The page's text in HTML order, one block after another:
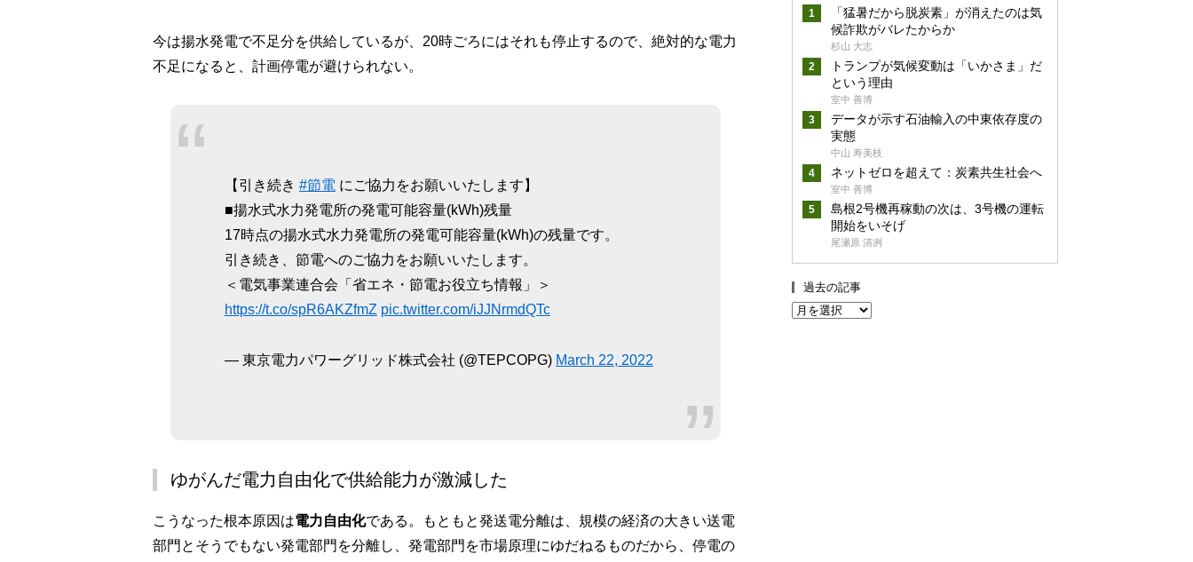
今は揚水発電で不足分を供給しているが、20時ごろにはそれも停止するので、絶対的な電力
不足になると、計画停電が避けられない。
【引き続き #節電 にご協力をお願いいたします】
■揚水式水力発電所の発電可能容量(kWh)残量
17時点の揚水式水力発電所の発電可能容量(kWh)の残量です。
引き続き、節電へのご協力をお願いいたします。
＜電気事業連合会「省エネ・節電お役立ち情報」＞
https://t.co/spR6AKZfmZ pic.twitter.com/iJJNrmdQTc
— 東京電力パワーグリッド株式会社 (@TEPCOPG) March 22, 2022
ゆがんだ電力自由化で供給能力が激減した
こうなった根本原因は電力自由化である。もともと発送電分離は、規模の経済の大きい送電
部門とそうでもない発電部門を分離し、発電部門を市場原理にゆだねるものだから、停電の
「猛暑だから脱炭素」が消えたのは気
候詐欺がバレたからか
杉山 大志
トランプが気候変動は「いかさま」だ
という理由
室中 善博
データが示す石油輸入の中東依存度の
実態
中山 寿美枝
ネットゼロを超えて：炭素共生社会へ
室中 善博
島根2号機再稼動の次は、3号機の運転
開始をいそげ
尾瀬原 清冽
過去の記事